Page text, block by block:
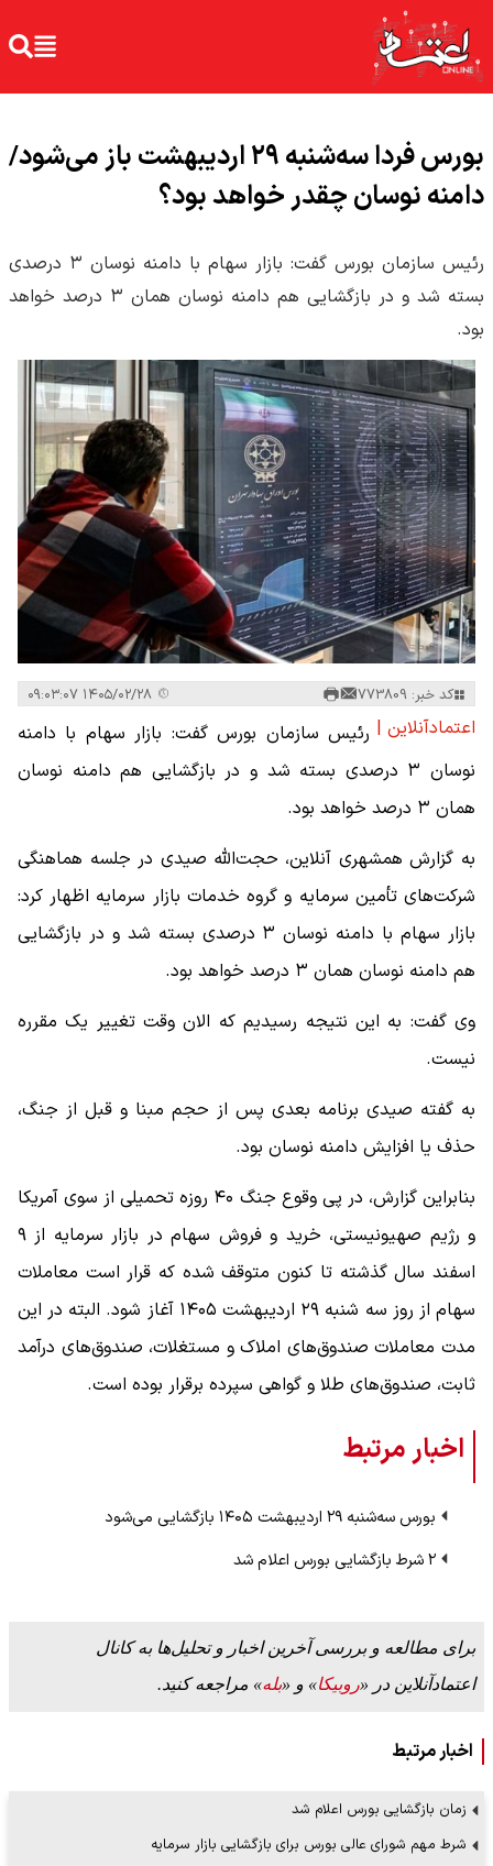
بورس فردا سه‌شنبه ۲۹ اردیبهشت باز می‌شود/
دامنه نوسان چقدر خواهد بود؟
رئیس سازمان بورس گفت: بازار سهام با دامنه نوسان ۳ درصدی
بسته شد و در بازگشایی هم دامنه نوسان همان ۳ درصد خواهد
بود.
کد خبر: 773809
اعتمادآنلاین | رئیس سازمان بورس گفت: بازار سهام با دامنه
نوسان ۳ درصدی بسته شد و در بازگشایی هم دامنه نوسان
همان ۳ درصد خواهد بود.
به گزارش همشهری آنلاین، حجت‌الله صیدی در جلسه هماهنگی
شرکت‌های تأمین سرمایه و گروه خدمات بازار سرمایه اظهار کرد:
بازار سهام با دامنه نوسان ۳ درصدی بسته شد و در بازگشایی
هم دامنه نوسان همان ۳ درصد خواهد بود.
وی گفت: به این نتیجه رسیدیم که الان وقت تغییر یک مقرره
نیست.
به گفته صیدی برنامه بعدی پس از حجم مبنا و قبل از جنگ،
حذف یا افزایش دامنه نوسان بود.
بنابراین گزارش، در پی وقوع جنگ ۴۰ روزه تحمیلی از سوی آمریکا
و رژیم صهیونیستی، خرید و فروش سهام در بازار سرمایه از ۹
اسفند سال گذشته تا کنون متوقف شده که قرار است معاملات
سهام از روز سه شنبه ۲۹ اردیبهشت ۱۴۰۵ آغاز شود. البته در این
مدت معاملات صندوق‌های املاک و مستغلات، صندوق‌های درآمد
ثابت، صندوق‌های طلا و گواهی سپرده برقرار بوده است.
اخبار مرتبط
بورس سه‌شنبه ۲۹ اردیبهشت ۱۴۰۵ بازگشایی می‌شود
۲ شرط بازگشایی بورس اعلام شد
برای مطالعه و بررسی آخرین اخبار و تحلیل‌ها به کانال
اعتمادآنلاین در «روبیکا» و «بله» مراجعه کنید.
اخبار مرتبط
زمان بازگشایی بورس اعلام شد
شرط مهم شورای عالی بورس برای بازگشایی بازار سرمایه